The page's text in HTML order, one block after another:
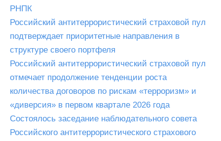
РНПК
Российский антитеррористический страховой пул
подтверждает приоритетные направления в
структуре своего портфеля
Российский антитеррористический страховой пул
отмечает продолжение тенденции роста
количества договоров по рискам «терроризм» и
«диверсия» в первом квартале 2026 года
Состоялось заседание наблюдательного совета
Российского антитеррористического страхового